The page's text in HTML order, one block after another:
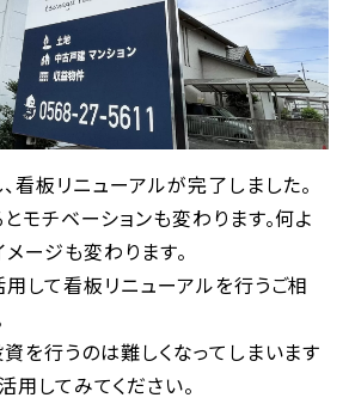
看板リニューアルが完了しました。
モチベーションも変わります。何よ
ージも変わります。
して看板リニューアルを行うご相
を行うのは難しくなってしまいます
用してみてください。